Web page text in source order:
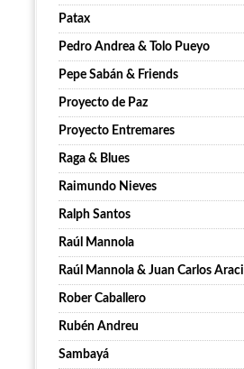
Patax
Pedro Andrea & Tolo Pueyo
Pepe Sabán & Friends
Proyecto de Paz
Proyecto Entremares
Raga & Blues
Raimundo Nieves
Ralph Santos
Raúl Mannola
Raúl Mannola & Juan Carlos Aracil
Rober Caballero
Rubén Andreu
Sambayá